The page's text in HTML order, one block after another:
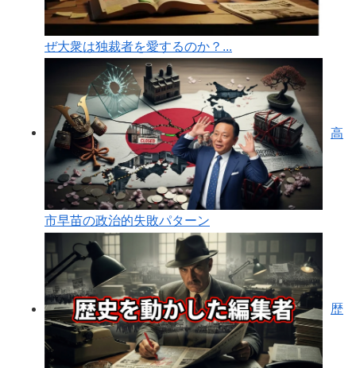
ぜ大衆は独裁者を愛するのか？...
高
市早苗の政治的失敗パターン
歴